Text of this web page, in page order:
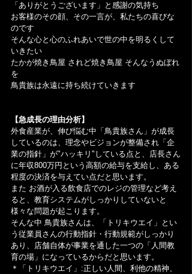
「ありがとうございます」と感謝の気持ち
お客様のその顔、その一言が、私たちの喜びな
のです
そんな心と心のふれあいで世の中を明るくして
いきたい
たかが焼き鳥屋 されど焼き鳥屋 そんなうぬぼれ
を
鳥貴族は永遠に持ち続けていきます
【急成長の理由分析】
外食産業が、伸び悩む中「鳥貴族さん」が成長
しているのは、理念やビジョンが整備され「企
業の指針」が"ハッキリ"している点と、店長さん
に年収800万円という高額の給与を支給し、ある
程度の決済を与えてい点だと思います。
また お酒が入る飲食店でのレジの管理など考え
ると、教育システムがしっかりしていないと
様々な問題が起こります。
そんな中 鳥貴族さんは、「トリキウエイ」とい
う従業員さんの行動指針・行動規範がしっかり
あり、店舗自体が事業を通した一つの「人間教
育の場」になっているからだと思います。
＊「トリキウエイ」:正しい人間、利他の精神、